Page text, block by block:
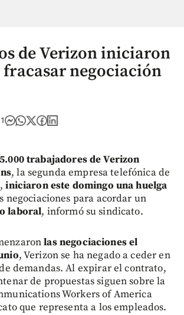
de Verizon iniciaron
negociación
trabajadores de Verizon
, la segunda empresa telefónica de
iniciaron este domingo una huelga
negociaciones para acordar un
laboral, informó su sindicato.
las negociaciones el
, Verizon se ha negado a ceder en
demandas. Al expirar el contrato,
de propuestas siguen sobre la
Workers of America
que representa a los empleados.